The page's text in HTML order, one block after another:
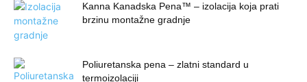
Kanna Kanadska Pena™ – izolacija koja prati
brzinu montažne gradnje
Poliuretanska pena – zlatni standard u
termoizolaciji